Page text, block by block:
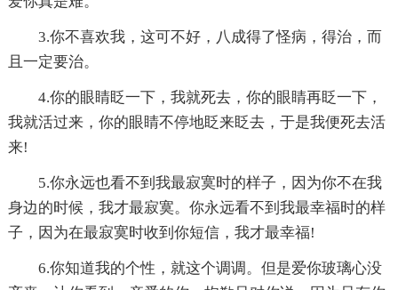
3.你不喜欢我，这可不好，八成得了怪病，得治，而
且一定要治。
4.你的眼睛眨一下，我就死去，你的眼睛再眨一下，
我就活过来，你的眼睛不停地眨来眨去，于是我便死去活
来!
5.你永远也看不到我最寂寞时的样子，因为你不在我
身边的时候，我才最寂寞。你永远看不到我最幸福时的样
子，因为在最寂寞时收到你短信，我才最幸福!
6.你知道我的个性，就这个调调。但是爱你玻璃心没